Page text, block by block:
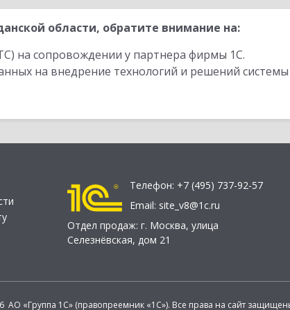
области, обратите внимание на:
на сопровождении у партнера фирмы 1С.
на внедрение технологий и решений
Телефон: +7 (495) 737-92-57
Email: site_v8@1c.ru
Отдел продаж: г. Москва, улица
Селезнёвская, дом 21
АО «Группа 1С» (правопреемник «1С»). Все права на сайт